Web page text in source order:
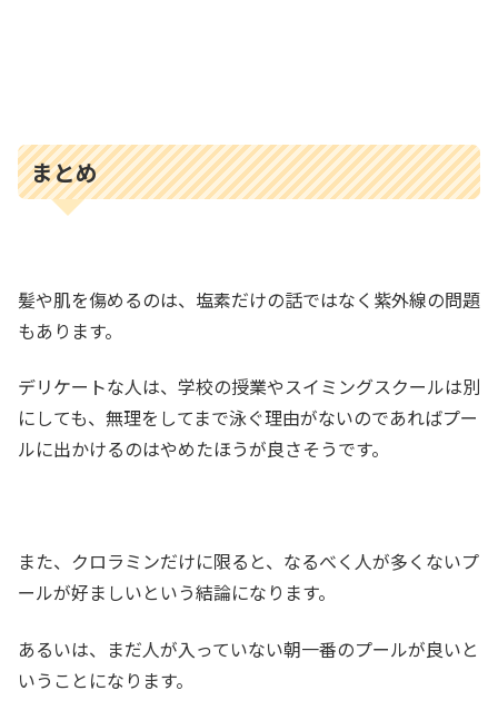
まとめ
髪や肌を傷めるのは、塩素だけの話ではなく紫外線の問題
もあります。
デリケートな人は、学校の授業やスイミングスクールは別
にしても、無理をしてまで泳ぐ理由がないのであればプー
ルに出かけるのはやめたほうが良さそうです。
また、クロラミンだけに限ると、なるべく人が多くないプ
ールが好ましいという結論になります。
あるいは、まだ人が入っていない朝一番のプールが良いと
いうことになります。